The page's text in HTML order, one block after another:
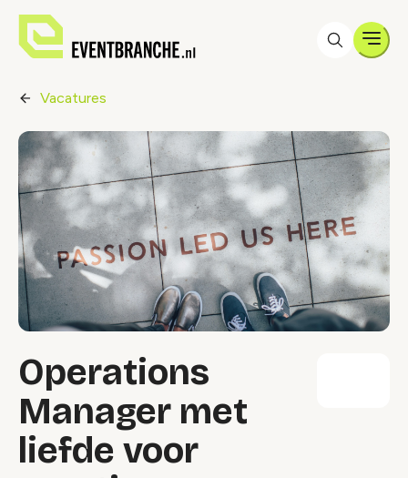
Vacatures
Operations
Manager met
liefde voor